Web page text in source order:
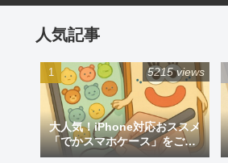
人気記事
大人気！iPhone対応おススメ
「でかスマホケース」をご紹
介
5215 views